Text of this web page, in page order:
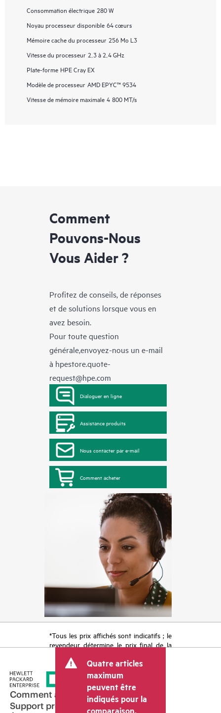
Consommation électrique 280 W
Noyau processeur disponible 64 cœurs
Mémoire cache du processeur 256 Mo L3
Vitesse du processeur 2,3 à 2,4 GHz
Plate-forme HPE Cray EX
Modèle de processeur AMD EPYC™ 9534
Vitesse de mémoire maximale 4 800 MT/s
Comment
Pouvons-Nous
Vous Aider ?
Profitez de conseils, de réponses
et de solutions lorsque vous en
avez besoin.
Pour toute question
générale,envoyez-nous un e-mail
à hpestore.quote-
request@hpe.com
Dialoguer en ligne
Assistance produits
Nous contacter par e-mail
Comment acheter
*Tous les prix affichés sont indicatifs ; le
revendeur détermine le prix final de la
tels que la TVA ou les taxes sur la vente
et les frais d’expédition. Le prix de la
transaction déterminé par le revendeur
peut varier par rapport à d’autres
revendeurs et au prix indicatif affiché.
Les prix indicatifs peuvent inclure des
Quatre articles
maximum
peuvent être
indiqués pour la
comparaison.
Comment acheter
Support produit